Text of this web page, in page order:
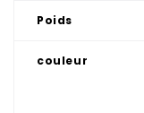
Poids
couleur